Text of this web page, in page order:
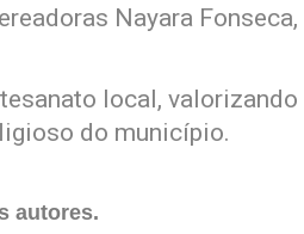
Nayara Fonseca,
local, valorizando
do município.
autores.